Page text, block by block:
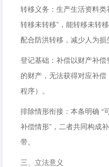
转移义务：生产生活资料类
转移未转移”，能转移未转
配合防洪转移，减少人为损
登记基础：补偿以财产补
的财产，无法获得对应补
程序）。
排除情形衔接：本条明确 “
补偿情形”，二者共同构成
带。
三、立法意义